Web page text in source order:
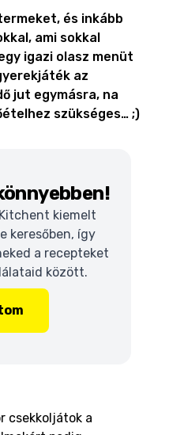
és inkább
ami sokkal
igazi olasz menüt
az
jut egymásra, na
szükséges… ;)
kiemelt
keresőben, így
a recepteket
között.
csekkoljátok a